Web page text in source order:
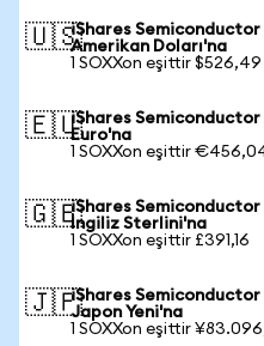
🇺🇸iShares Semiconductor
Amerikan Doları'na
1 SOXXon eşittir $526,49
🇪🇺iShares Semiconductor
Euro'na
1 SOXXon eşittir
🇬🇧iShares Semiconductor
İngiliz Sterlini'na
1 SOXXon eşittir £391,16
🇯🇵iShares Semiconductor
Japon Yeni'na
1 SOXXon eşittir